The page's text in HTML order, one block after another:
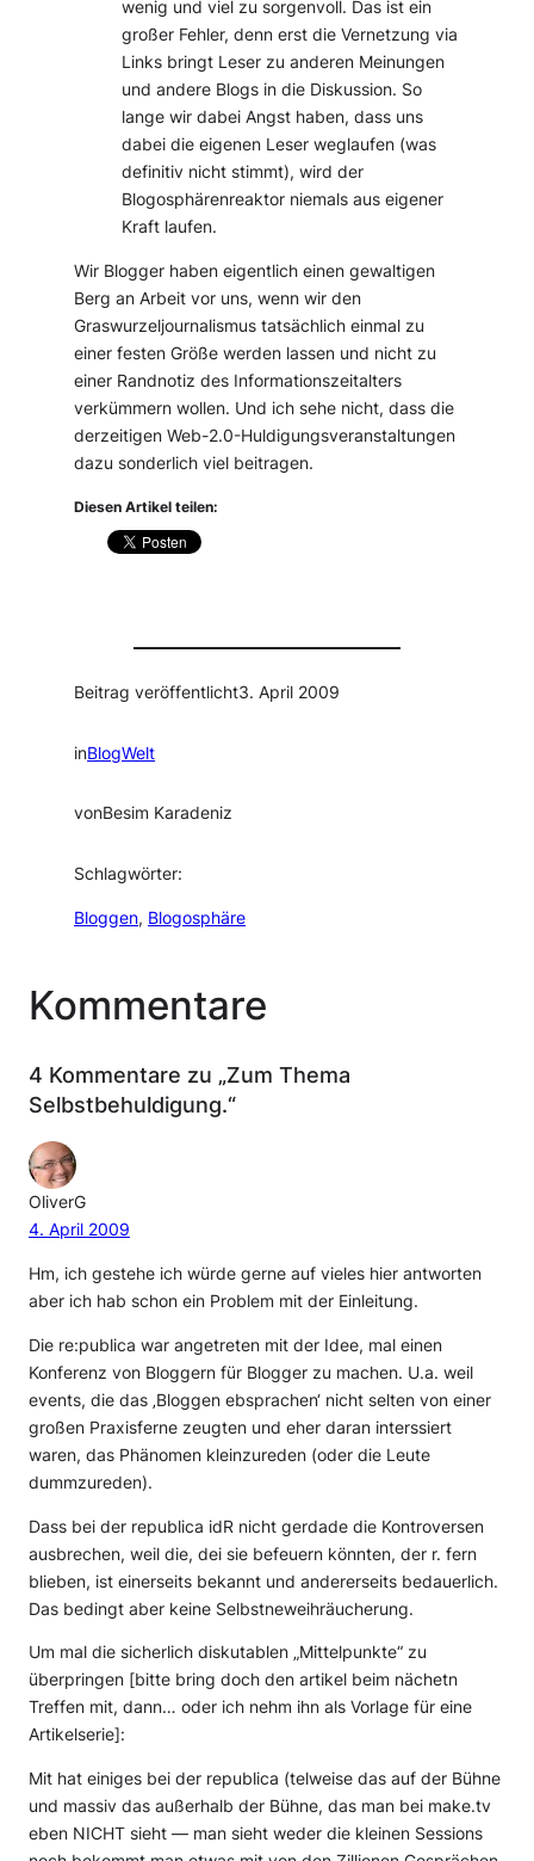
wenig und viel zu sorgenvoll. Das ist ein
großer Fehler, denn erst die Vernetzung via
Links bringt Leser zu anderen Meinungen
und andere Blogs in die Diskussion. So
lange wir dabei Angst haben, dass uns
dabei die eigenen Leser weglaufen (was
definitiv nicht stimmt), wird der
Blogosphärenreaktor niemals aus eigener
Kraft laufen.
Wir Blogger haben eigentlich einen gewaltigen
Berg an Arbeit vor uns, wenn wir den
Graswurzeljournalismus tatsächlich einmal zu
einer festen Größe werden lassen und nicht zu
einer Randnotiz des Informationszeitalters
verkümmern wollen. Und ich sehe nicht, dass die
derzeitigen Web-2.0-Huldigungsveranstaltungen
dazu sonderlich viel beitragen.
Diesen Artikel teilen:
Beitrag veröffentlicht3. April 2009
inBlogWelt
vonBesim Karadeniz
Schlagwörter:
Bloggen, Blogosphäre
Kommentare
4 Kommentare zu „Zum Thema
Selbstbehuldigung.“
OliverG
4. April 2009
Hm, ich gestehe ich würde gerne auf vieles hier antworten
aber ich hab schon ein Problem mit der Einleitung.
Die re:publica war angetreten mit der Idee, mal einen
Konferenz von Bloggern für Blogger zu machen. U.a. weil
events, die das ‚Bloggen ebsprachen‘ nicht selten von einer
großen Praxisferne zeugten und eher daran interssiert
waren, das Phänomen kleinzureden (oder die Leute
dummzureden).
Dass bei der republica idR nicht gerdade die Kontroversen
ausbrechen, weil die, dei sie befeuern könnten, der r. fern
blieben, ist einerseits bekannt und andererseits bedauerlich.
Das bedingt aber keine Selbstneweihräucherung.
Um mal die sicherlich diskutablen „Mittelpunkte“ zu
überpringen [bitte bring doch den artikel beim nächetn
Treffen mit, dann… oder ich nehm ihn als Vorlage für eine
Artikelserie]:
Mit hat einiges bei der republica (telweise das auf der Bühne
und massiv das außerhalb der Bühne, das man bei make.tv
eben NICHT sieht — man sieht weder die kleinen Sessions